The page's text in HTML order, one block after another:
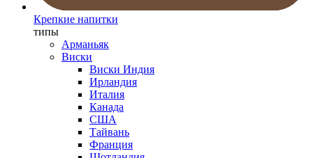
Крепкие напитки
типы
Арманьяк
Виски
Виски Индия
Ирландия
Италия
Канада
США
Тайвань
Франция